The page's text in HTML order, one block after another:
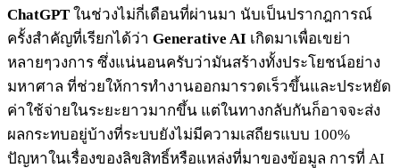
ChatGPT ในช่วงไม่กี่เดือนที่ผ่านมา นับเป็นปรากฎการณ์
ครั้งสำคัญที่เรียกได้ว่า Generative AI เกิดมาเพื่อเขย่า
หลายๆวงการ ซึ่งแน่นอนครับว่ามันสร้างทั้งประโยชน์อย่าง
มหาศาล ที่ช่วยให้การทำงานออกมารวดเร็วขึ้นและประหยัด
ค่าใช้จ่ายในระยะยาวมากขึ้น แต่ในทางกลับกันก็อาจจะส่ง
ผลกระทบอยู่บ้างที่ระบบยังไม่มีความเสถียรแบบ 100%
ปัญหาในเรื่องของลิขสิทธิ์หรือแหล่งที่มาของข้อมูล การที่ AI